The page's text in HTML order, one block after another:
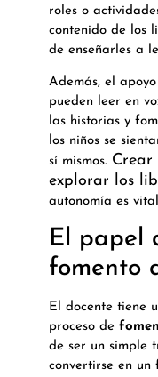
roles o
contenido de los
de enseñarles a
Además, el
pueden leer en
las historias y
los niños se
sí mismos. Crear
explorar los
autonomía es
El papel
fomento
El docente tiene
proceso de
de ser un simple
convertirse en